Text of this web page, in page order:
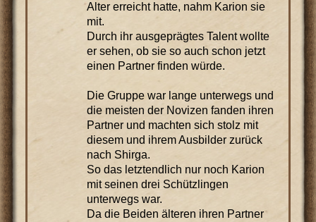
Alter erreicht hatte, nahm Karion sie
mit.
Durch ihr ausgeprägtes Talent wollte
er sehen, ob sie so auch schon jetzt
einen Partner finden würde.
Die Gruppe war lange unterwegs und
die meisten der Novizen fanden ihren
Partner und machten sich stolz mit
diesem und ihrem Ausbilder zurück
nach Shirga.
So das letztendlich nur noch Karion
mit seinen drei Schützlingen
unterwegs war.
Da die Beiden älteren ihren Partner